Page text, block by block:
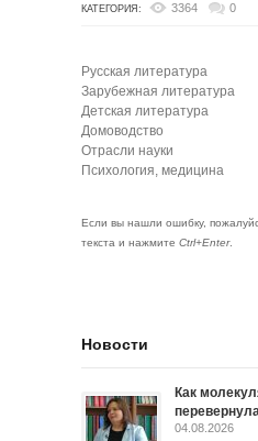
КАТЕГОРИЯ: 3364 0
Русская литература
Зарубежная литература
Детская литература
Домоводство
Отрасли науки
Психология, медицина
Если вы нашли ошибку,
текста и нажмите Ctrl+Enter.
Новости
Как
04.08.2026